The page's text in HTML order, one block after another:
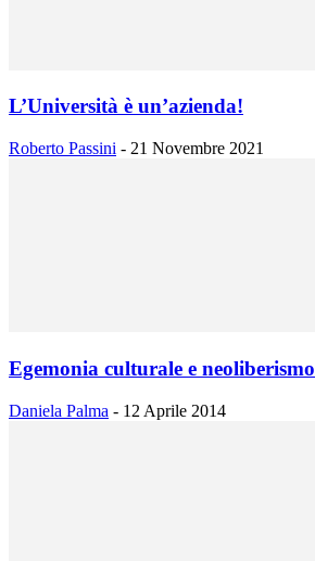
L’Università è un’azienda!
Roberto Passini - 21 Novembre 2021
Egemonia culturale e neoliberismo
Daniela Palma - 12 Aprile 2014